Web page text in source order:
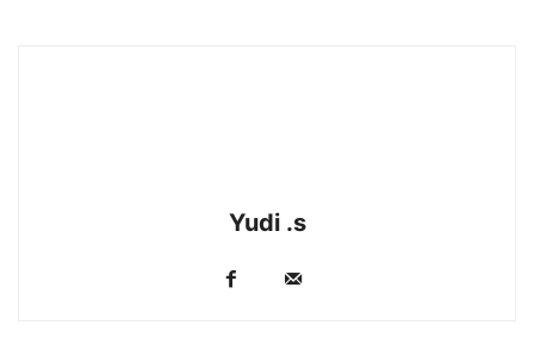
Yudi .s